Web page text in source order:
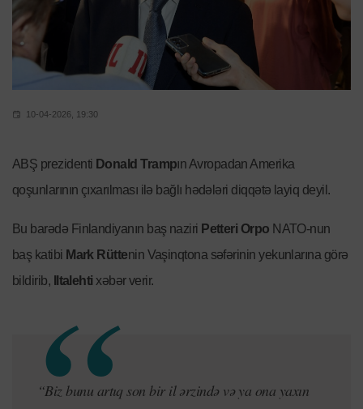
10-04-2026, 19:30
ABŞ prezidenti Donald Trampın Avropadan Amerika
qoşunlarının çıxarılması ilə bağlı hədələri diqqətə layiq deyil.
Bu barədə Finlandiyanın baş naziri Petteri Orpo NATO-nun
baş katibi Mark Rüttenin Vaşinqtona səfərinin yekunlarına görə
bildirib,
Iltalehti xəbər verir.
“Biz bunu artıq son bir il ərzində və ya ona yaxın